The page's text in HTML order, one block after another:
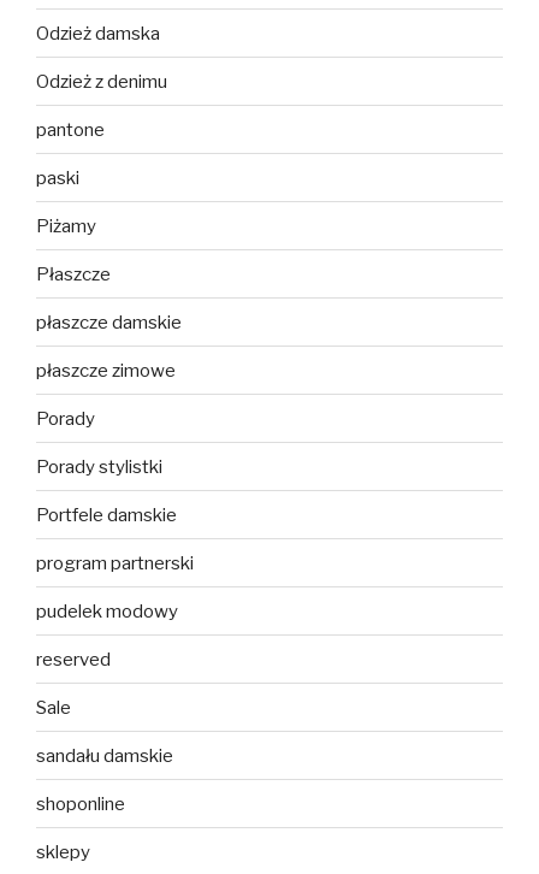
Odzież damska
Odzież z denimu
pantone
paski
Piżamy
Płaszcze
płaszcze damskie
płaszcze zimowe
Porady
Porady stylistki
Portfele damskie
program partnerski
pudelek modowy
reserved
Sale
sandału damskie
shoponline
sklepy